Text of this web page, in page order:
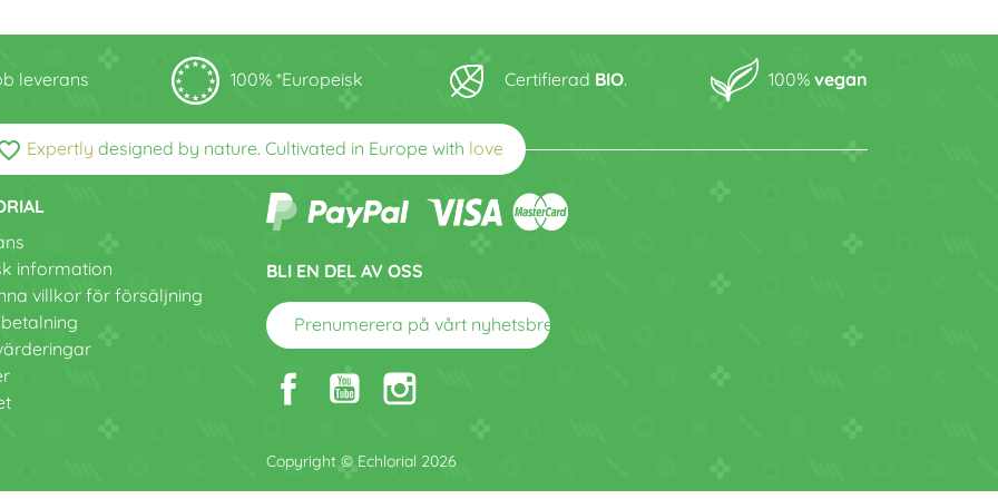
leverans 100% *Europeisk Certifierad BIO. 100% vegan
Expertly designed by nature. Cultivated in Europe with love
information
villkor för försäljning
BLI EN DEL AV OSS
Prenumerera på vårt nyhetsbrev
Copyright © Echlorial 2026